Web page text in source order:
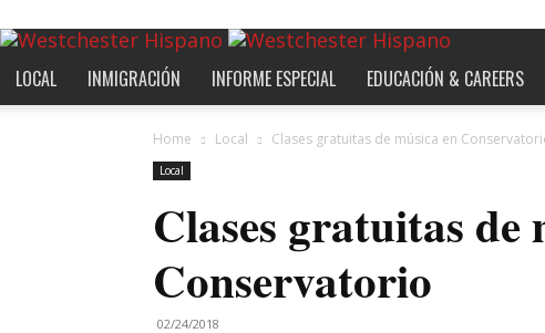
LOCAL INMIGRACIÓN INFORME ESPECIAL EDUCACIÓN & CAREERS
Home Local Clases gratuitas de música en
Local
Clases gratuitas de
Conservatorio
02/24/2018